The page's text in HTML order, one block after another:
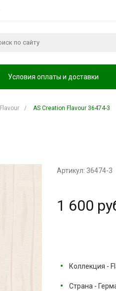
Условия оплаты и доставки
Flavour / AS Creation Flavour 36474-3
Артикул: 36474-3
1 600
Коллекция -
Страна -